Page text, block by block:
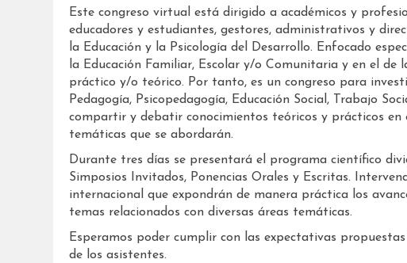
Este congreso virtual está dirigido a académicos y
educadores y estudiantes, gestores, administrativos y
la Educación y la Psicología del Desarrollo. Enfocado
la Educación Familiar, Escolar y/o Comunitaria y en el de
práctico y/o teórico. Por tanto, es un congreso para
Pedagogía, Psicopedagogía, Educación Social, Trabajo
compartir y debatir conocimientos teóricos y prácticos en
temáticas que se abordarán.
​Durante tres días se presentará el programa científico
Simposios Invitados, Ponencias Orales y Escritas.
internacional que expondrán de manera práctica los
temas relacionados con diversas áreas temáticas.
​Esperamos poder cumplir con las expectativas
de los asistentes.